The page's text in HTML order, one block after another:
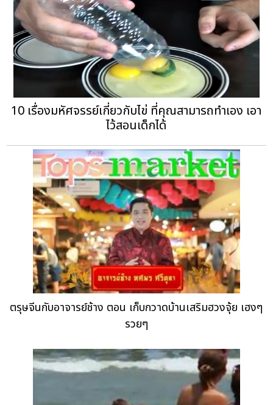
10 เรื่องมหัศจรรย์เกี่ยวกับไข่ ที่คุณสามารถทำเอง เอา
ไว้สอนเด็กได้
ตรุษจีนกับอาจารย์ช้าง ตอน เก็บกวาดบ้านเสริมฮวงจุ้ย เฮงๆ
รวยๆ